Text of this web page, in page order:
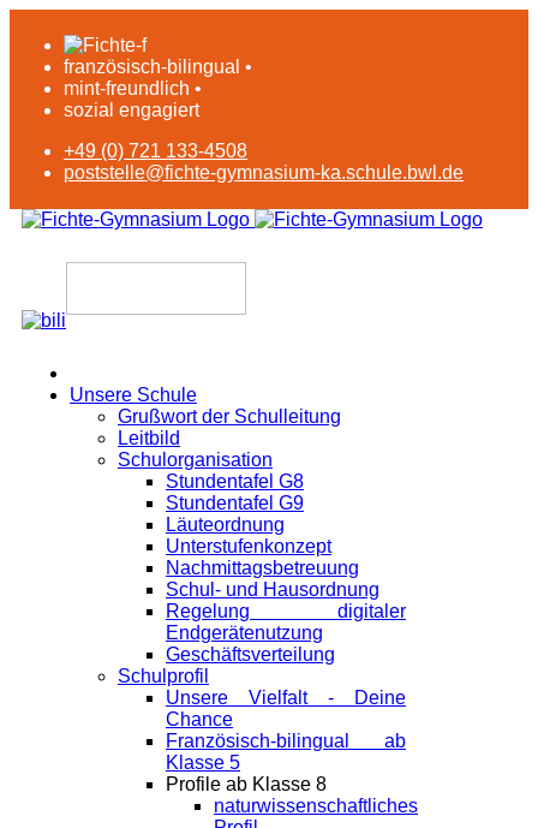
französisch-bilingual •
mint-freundlich •
sozial engagiert
+49 (0) 721 133-4508
poststelle@fichte-gymnasium-ka.schule.bwl.de
Unsere Schule
Grußwort der Schulleitung
Leitbild
Schulorganisation
Stundentafel G8
Stundentafel G9
Läuteordnung
Unterstufenkonzept
Nachmittagsbetreuung
Schul- und Hausordnung
Regelung digitaler
Endgeräte­nutzung
Geschäftsverteilung
Schulprofil
Unsere Vielfalt - Deine
Chance
Französisch-bilingual ab
Klasse 5
Profile ab Klasse 8
naturwissenschaftliches